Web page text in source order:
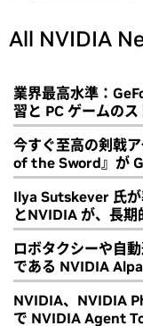
All NVIDIA
業界最高水準：
習と PC ゲームの
今すぐ至高の剣戟
of the Sword』が
Ilya Sutskever 氏
とNVIDIA が、長
ロボタクシーや自
である NVIDIA
NVIDIA、NVIDIA
で NVIDIA Agent